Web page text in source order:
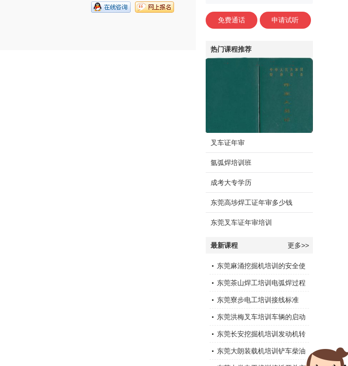
免费通话 申请试听
热门课程推荐
叉车证年审
氩弧焊培训班
成考大专学历
东莞高埗焊工证年审多少钱
东莞叉车证年审培训
最新课程 更多>>
东莞麻涌挖掘机培训的安全使
用
东莞茶山焊工培训电弧焊过程
中通常会采取以下措施
东莞寮步电工培训接线标准
东莞洪梅叉车培训车辆的启动
运行
东莞长安挖掘机培训发动机转
速下降
东莞大朗装载机培训铲车柴油